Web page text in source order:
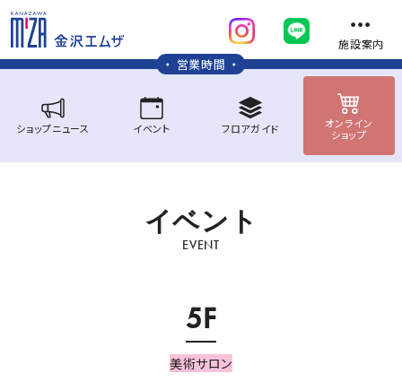
施設案内
営業時間
ショップニュース イベント フロアガイド
オンライン
ショップ
イベン ト
EVENT
5F
美術サロン